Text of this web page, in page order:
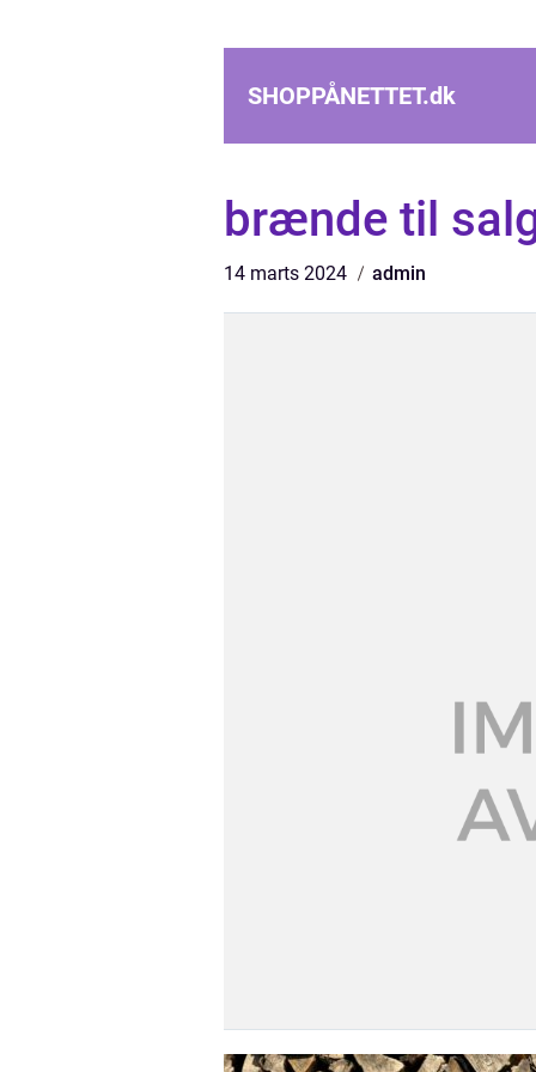
SHOPPÅNETTET.dk
brænde til
14 marts 2024 admin